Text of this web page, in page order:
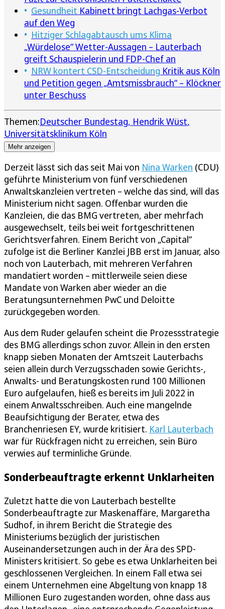
Gesundheit Kabinett bringt Lachgas-Verbot
auf den Weg
Hitziger Schlagabtausch ums Klima
„Würdelose“ Wetter-Aussagen – Lauterbach
greift Schauspielerin und FDP-Chef an
NRW kontert CSD-Entscheidung Kritik aus Köln
und Petition gegen „Amtsmissbrauch“ – Klöckner
unter Beschuss
Themen:Deutscher Bundestag Hendrik Wüst
Universitätsklinikum Köln
Mehr anzeigen
Derzeit lässt sich das seit Mai von Nina Warken (CDU)
geführte Ministerium von fünf verschiedenen
Anwaltskanzleien vertreten – welche das sind, will das
Ministerium nicht sagen. Offenbar wurden die
Kanzleien, die das BMG vertreten, aber mehrfach
ausgewechselt, teils bei weit fortgeschrittenen
Gerichtsverfahren. Einem Bericht von „Capital“
zufolge ist die Berliner Kanzlei JBB erst im Januar, also
noch von Lauterbach, mit mehreren Verfahren
mandatiert worden – mittlerweile seien diese
Mandate von Warken aber wieder an die
Beratungsunternehmen PwC und Deloitte
zurückgegeben worden.
Aus dem Ruder gelaufen scheint die Prozessstrategie
des BMG allerdings schon zuvor. Allein in den ersten
knapp sieben Monaten der Amtszeit Lauterbachs
seien allein durch Verzugsschaden sowie Gerichts-,
Anwalts- und Beratungskosten rund 100 Millionen
Euro aufgelaufen, hieß es bereits im Juli 2022 in
einem Anwaltsschreiben. Auch eine mangelnde
Beaufsichtigung der Berater, etwa des
Branchenriesen EY, wurde kritisiert. Karl Lauterbach
war für Rückfragen nicht zu erreichen, sein Büro
verwies auf terminliche Gründe.
Sonderbeauftragte erkennt Unklarheiten
Zuletzt hatte die von Lauterbach bestellte
Sonderbeauftragte zur Maskenaffäre, Margaretha
Sudhof, in ihrem Bericht die Strategie des
Ministeriums bezüglich der juristischen
Auseinandersetzungen auch in der Ära des SPD-
Ministers kritisiert. So gebe es etwa Unklarheiten bei
geschlossenen Vergleichen. In einem Fall etwa sei
einem Unternehmen eine Abgeltung von knapp 18
Millionen Euro zugestanden worden, ohne dass aus